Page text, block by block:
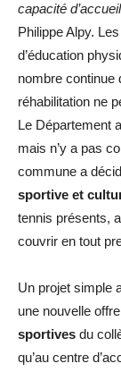
capacité
Philippe Alpy.
d’éducation
nombre continue
réhabilitation ne
Le Département
mais n’y a pas
commune a
sportive et
tennis présents,
couvrir en tout
Un projet simple
une nouvelle
sportives du
qu’au centre